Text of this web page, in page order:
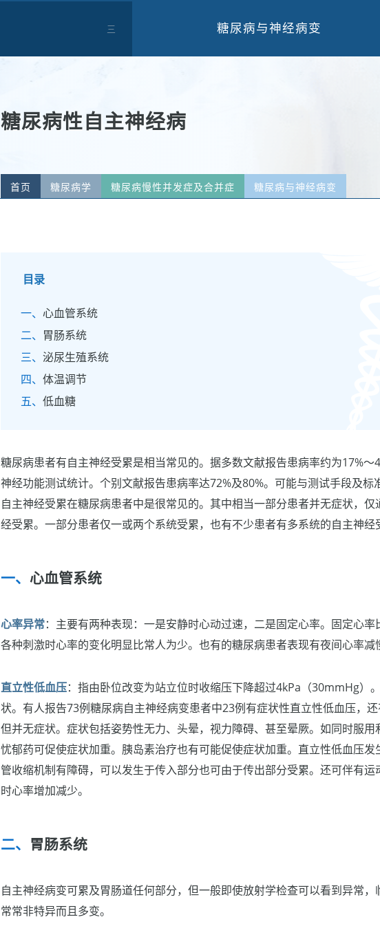
三 糖尿病与神经病变
糖尿病性自主神经病
首页 糖尿病学 糖尿病慢性并发症及合并症 糖尿病与神经病变
目录
心血管系统
胃肠系统
泌尿生殖系统
体温调节
低血糖
糖尿病患者有自主神经受累是相当常见的。据多数文献报告患病率约为17%～
神经功能测试统计。个别文献报告患病率达72%及80%。可能与测试手段及标
自主神经受累在糖尿病患者中是很常见的。其中相当一部分患者并无症状，
经受累。一部分患者仅一或两个系统受累，也有不少患者有多系统的自主神经
心血管系统
心率异常：主要有两种表现：一是安静时心动过速，二是固定心率。固定心
各种刺激时心率的变化明显比常人为少。也有的糖尿病患者表现有夜间心率减
直立性低血压：指由卧位改变为站立位时收缩压下降超过4kPa（30mmHg）
状。有人报告73例糖尿病自主神经病变患者中23例有症状性直立性低血压，
但并无症状。症状包括姿势性无力、头晕，视力障碍、甚至晕厥。如同时服
忧郁药可促使症状加重。胰岛素治疗也有可能促使症状加重。直立性低血压
管收缩机制有障碍，可以发生于传入部分也可由于传出部分受累。还可伴有
时心率增加减少。
胃肠系统
自主神经病变可累及胃肠道任何部分，但一般即使放射学检查可以看到异常
常常非特异而且多变。